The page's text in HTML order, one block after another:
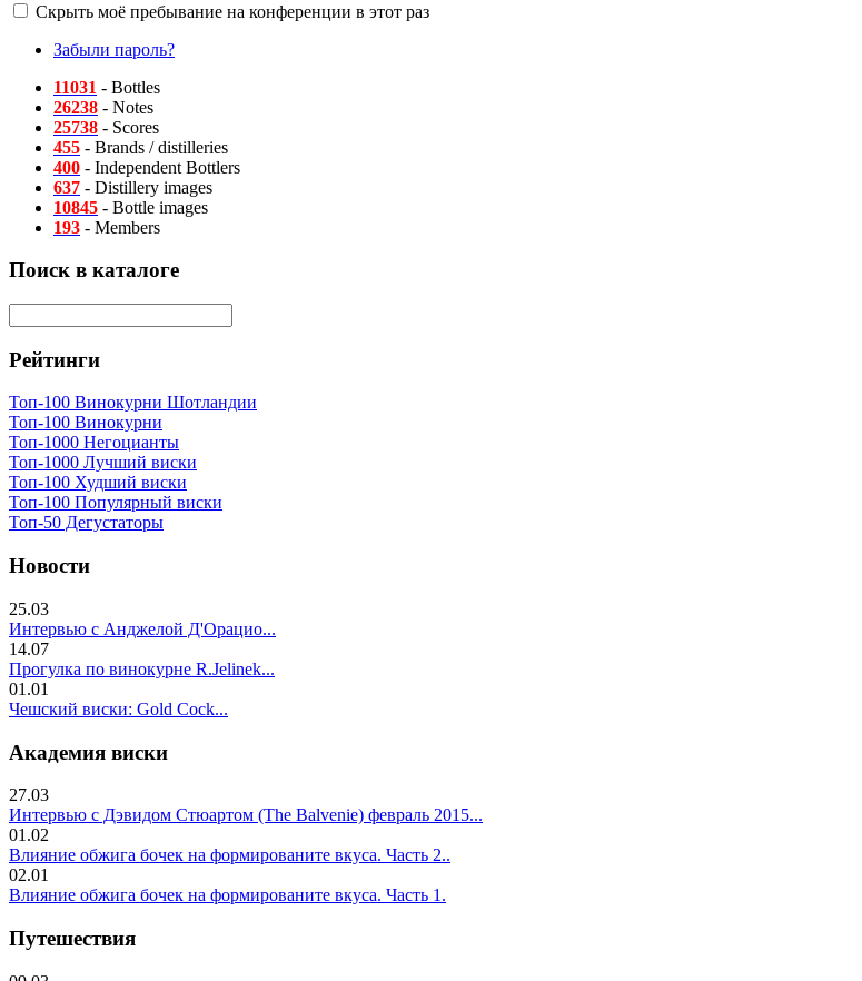
Скрыть моё пребывание на конференции в этот раз
Забыли пароль?
11031 - Bottles
26238 - Notes
25738 - Scores
455 - Brands / distilleries
400 - Independent Bottlers
637 - Distillery images
10845 - Bottle images
193 - Members
Поиск в каталоге
Рейтинги
Топ-100 Винокурни Шотландии
Топ-100 Винокурни
Топ-1000 Негоцианты
Топ-1000 Лучший виски
Топ-100 Худший виски
Топ-100 Популярный виски
Топ-50 Дегустаторы
Новости
25.03
Интервью с Анджелой Д'Орацио...
14.07
Прогулка по винокурне R.Jelinek...
01.01
Чешский виски: Gold Cock...
Академия виски
27.03
Интервью с Дэвидом Стюартом (The Balvenie) февраль 2015...
01.02
Влияние обжига бочек на формированите вкуса. Часть 2..
02.01
Влияние обжига бочек на формированите вкуса. Часть 1.
Путешествия